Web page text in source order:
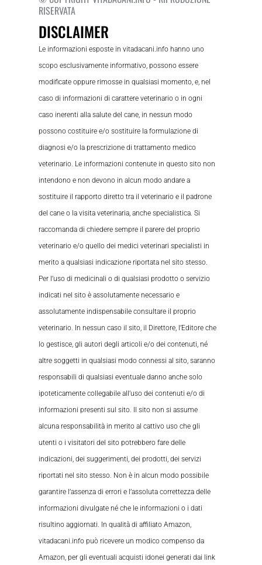
RISERVATA
DISCLAIMER
Le informazioni esposte in vitadacani.info hanno uno
scopo esclusivamente informativo, possono essere
modificate oppure rimosse in qualsiasi momento, e, nel
caso di informazioni di carattere veterinario o in ogni
caso inerenti alla salute del cane, in nessun modo
possono costituire e/o sostituire la formulazione di
diagnosi e/o la prescrizione di trattamento medico
veterinario. Le informazioni contenute in questo sito non
intendono e non devono in alcun modo andare a
sostituire il rapporto diretto tra il veterinario e il padrone
del cane o la visita veterinaria, anche specialistica. Si
raccomanda di chiedere sempre il parere del proprio
veterinario e/o quello dei medici veterinari specialisti in
merito a qualsiasi indicazione riportata nel sito stesso.
Per l’uso di medicinali o di qualsiasi prodotto o servizio
indicati nel sito è assolutamente necessario e
assolutamente indispensabile consultare il proprio
veterinario. In nessun caso il sito, il Direttore, l’Editore che
lo gestisce, gli autori degli articoli e/o dei contenuti, né
altre soggetti in qualsiasi modo connessi al sito, saranno
responsabili di qualsiasi eventuale danno anche solo
ipoteticamente collegabile all’uso dei contenuti e/o di
informazioni presenti sul sito. Il sito non si assume
alcuna responsabilità in merito al cattivo uso che gli
utenti o i visitatori del sito potrebbero fare delle
indicazioni, dei suggerimenti, dei prodotti, dei servizi
riportati nel sito stesso. Non è in alcun modo possibile
garantire l’assenza di errori e l’assoluta correttezza delle
informazioni divulgate né che le informazioni o i dati
risultino aggiornati. In qualità di affiliato Amazon,
vitadacani.info può ricevere un modico compenso da
Amazon, per gli eventuali acquisti idonei generati dai link